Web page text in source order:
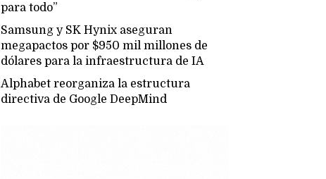
para todo”
Samsung y SK Hynix aseguran
megapactos por $950 mil millones de
dólares para la infraestructura de IA
Alphabet reorganiza la estructura
directiva de Google DeepMind